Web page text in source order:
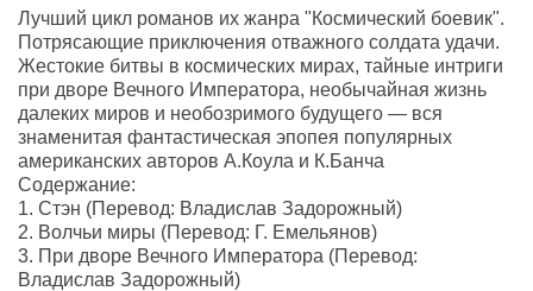
Лучший цикл романов их жанра "Космический боевик".
Потрясающие приключения отважного солдата удачи.
Жестокие битвы в космических мирах, тайные интриги
при дворе Вечного Императора, необычайная жизнь
далеких миров и необозримого будущего — вся
знаменитая фантастическая эпопея популярных
американских авторов А.Коула и К.Банча
Содержание:
1. Стэн (Перевод: Владислав Задорожный)
2. Волчьи миры (Перевод: Г. Емельянов)
3. При дворе Вечного Императора (Перевод:
Владислав Задорожный)